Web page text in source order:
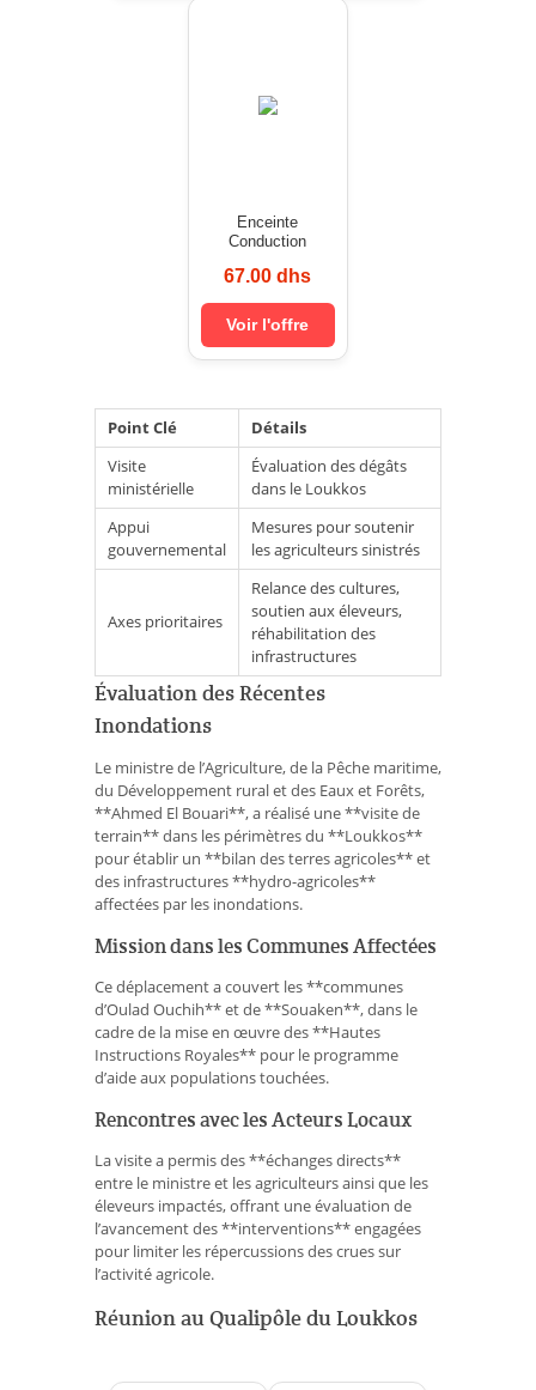
Enceinte
Conduction
67.00 dhs
Voir l'offre
Point Clé
Détails
Visite
ministérielle
Évaluation des dégâts
dans le Loukkos
Appui
gouvernemental
Mesures pour soutenir
les agriculteurs sinistrés
Axes prioritaires
Relance des cultures,
soutien aux éleveurs,
réhabilitation des
infrastructures
Évaluation des Récentes
Inondations
Le ministre de l’Agriculture, de la Pêche maritime,
du Développement rural et des Eaux et Forêts,
**Ahmed El Bouari**, a réalisé une **visite de
terrain** dans les périmètres du **Loukkos**
pour établir un **bilan des terres agricoles** et
des infrastructures **hydro-agricoles**
affectées par les inondations.
Mission dans les Communes Affectées
Ce déplacement a couvert les **communes
d’Oulad Ouchih** et de **Souaken**, dans le
cadre de la mise en œuvre des **Hautes
Instructions Royales** pour le programme
d’aide aux populations touchées.
Rencontres avec les Acteurs Locaux
La visite a permis des **échanges directs**
entre le ministre et les agriculteurs ainsi que les
éleveurs impactés, offrant une évaluation de
l’avancement des **interventions** engagées
pour limiter les répercussions des crues sur
l’activité agricole.
Réunion au Qualipôle du Loukkos